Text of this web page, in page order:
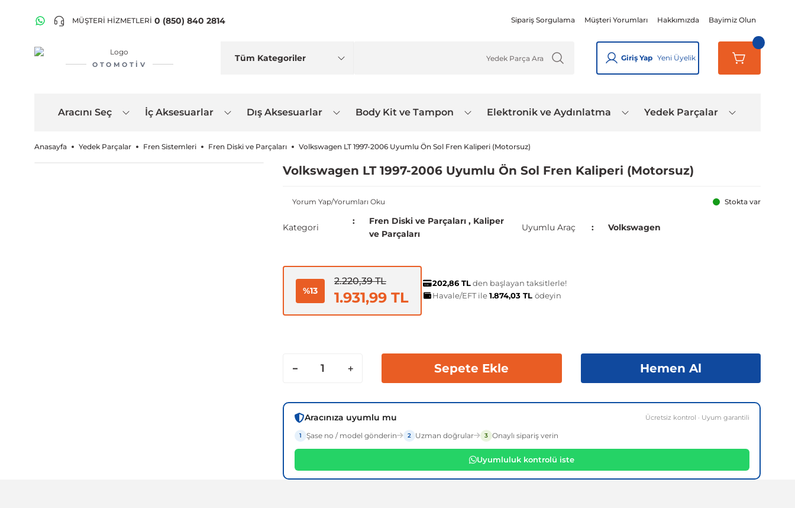
MÜŞTERİ HİZMETLERİ 0 (850) 840 2814 Sipariş Sorgulama Müşteri Yorumları Hakkımızda Bayimiz Olun
OTOMOTIV
Giriş Yap Yeni Üyelik
Aracını Seç İç Aksesuarlar Dış Aksesuarlar Body Kit ve Tampon Elektronik ve Aydınlatma Yedek Parçalar
Anasayfa Yedek Parçalar Fren Sistemleri Fren Diski ve Parçaları Volkswagen LT 1997-2006 Uyumlu Ön Sol Fren Kaliperi (Motorsuz)
Volkswagen LT 1997-2006 Uyumlu Ön Sol Fren Kaliperi (Motorsuz)
Yorum Yap/Yorumları Oku Stokta var
Kategori
Fren Diski ve Parçaları , Kaliper
ve Parçaları
Uyumlu Araç Volkswagen
%13
2.220,39 TL
1.931,99 TL
202,86 TLden başlayan taksitlerle!
Havale/EFT ile1.874,03 TL ödeyin
Sepete Ekle Hemen Al
Aracınıza uyumlu mu Ücretsiz kontrol · Uyum garantili
1 Şase no / model gönderin 2 Uzman doğrular 3 Onaylı sipariş verin
Uyumluluk kontrolü iste